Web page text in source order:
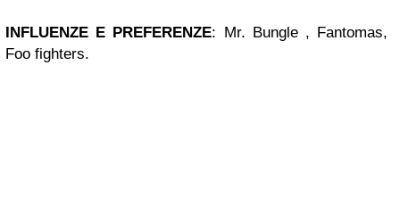
INFLUENZE E PREFERENZE: Mr. Bungle , Fantomas,
Foo fighters.